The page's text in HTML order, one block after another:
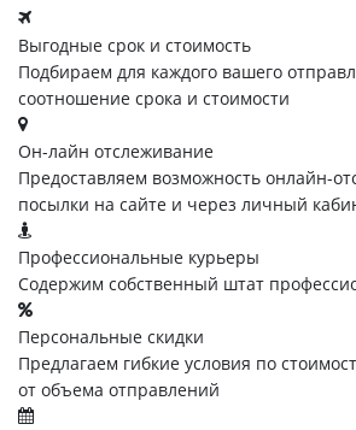
Выгодные срок и стоимость
Подбираем для каждого вашего
соотношение срока и стоимости
Он-лайн отслеживание
Предоставляем возможность онлайн-
посылки на сайте и через личный
Профессиональные курьеры
Содержим собственный штат
Персональные скидки
Предлагаем гибкие условия по
от объема отправлений